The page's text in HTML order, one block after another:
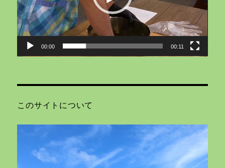
ヤ
ー
00:00 00:11
このサイトについて